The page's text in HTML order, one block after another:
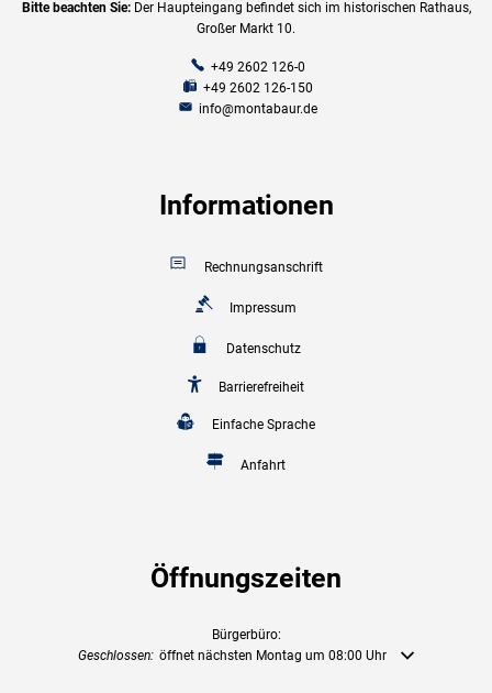
Bitte beachten Sie: Der Haupteingang befindet sich im historischen Rathaus,
Großer Markt 10.
+49 2602 126-0
+49 2602 126-150
info@montabaur.de
Informationen
Rechnungsanschrift
Impressum
Datenschutz
Barrierefreiheit
Einfache Sprache
Anfahrt
Öffnungszeiten
Bürgerbüro:
Klicken, um weitere Öffnungs- oder Schließzeiten auszublenden
Geschlossen: öffnet nächsten Montag um 08:00 Uhr